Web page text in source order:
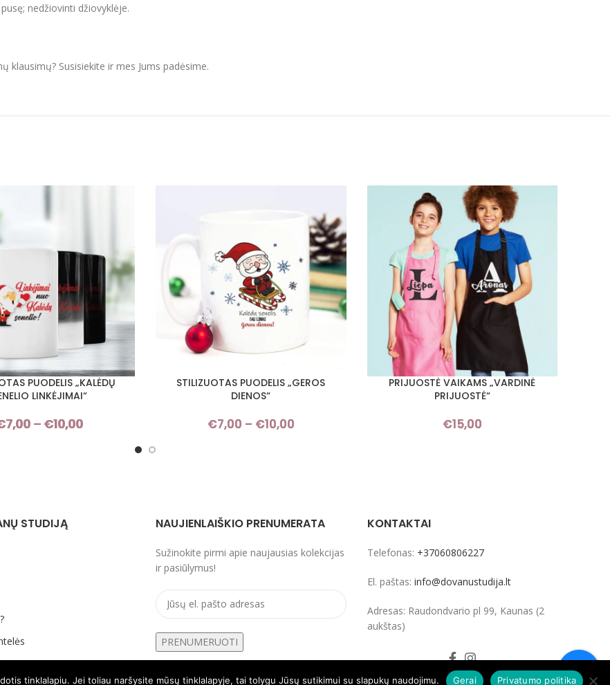
nedžiovinti džiovyklėje.
klausimų? Susisiekite ir mes Jums padėsime.
PUODELIS „KALĖDŲ
LINKĖJIMAI“
7,00 – €10,00
PASIRINKTI SAVYBES
STILIZUOTAS PUODELIS „GEROS
DIENOS“
€7,00 – €10,00
PASIRINKTI SAVYBES
PRIJUOSTĖ VAIKAMS „VARDINĖ
PRIJUOSTĖ“
€15,00
STUDIJĄ NAUJIENLAIŠKIO PRENUMERATA
Sužinokite pirmi apie naujausias kolekcijas
ir pasiūlymus!
KONTAKTAI
Telefonas: +37060806227
El. paštas: info@dovanustudija.lt
Adresas: Raudondvario pl 99, Kaunas (2
aukštas)
tinklalapiu. Jei toliau naršysite mūsų tinklalapyje, tai tolygu Jūsų sutikimui su slapukų naudojimu. Gerai Privatumo politika